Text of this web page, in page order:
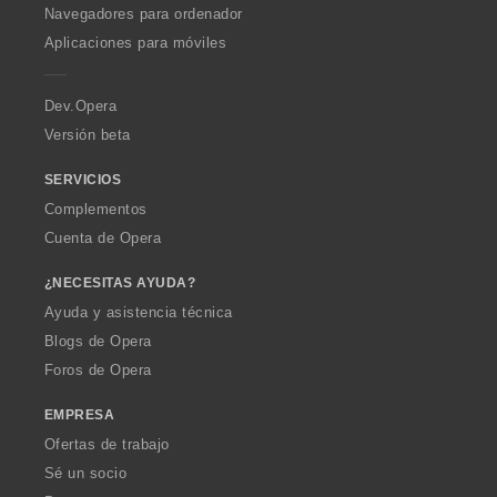
O
p
a
Navegadores para ordenador
Aplicaciones para móviles
Dev.Opera
Versión beta
SERVICIOS
Complementos
Cuenta de Opera
¿NECESITAS AYUDA?
Ayuda y asistencia técnica
Blogs de Opera
Foros de Opera
EMPRESA
Ofertas de trabajo
Sé un socio